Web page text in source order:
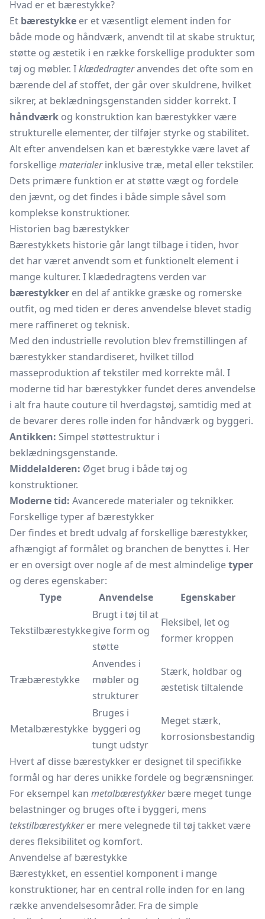
Hvad er et bærestykke?
Et bærestykke er et væsentligt element inden for
både mode og håndværk, anvendt til at skabe struktur,
støtte og æstetik i en række forskellige produkter som
tøj og møbler. Iklædedragteranvendes det ofte som en
bærende del af stoffet, der går over skuldrene, hvilket
sikrer, at beklædningsgenstanden sidder korrekt. I
håndværk og konstruktion kan bærestykker være
strukturelle elementer, der tilføjer styrke og stabilitet.
Alt efter anvendelsen kan et bærestykke være lavet af
forskelligematerialerinklusive træ, metal eller tekstiler.
Dets primære funktion er at støtte vægt og fordele
den jævnt, og det findes i både simple såvel som
komplekse konstruktioner.
Historien bag bærestykker
Bærestykkets historie går langt tilbage i tiden, hvor
det har været anvendt som et funktionelt element i
mange kulturer. I klædedragtens verden var
bærestykker en del af antikke græske og romerske
outfit, og med tiden er deres anvendelse blevet stadig
mere raffineret og teknisk.
Med den industrielle revolution blev fremstillingen af
bærestykker standardiseret, hvilket tillod
masseproduktion af tekstiler med korrekte mål. I
moderne tid har bærestykker fundet deres anvendelse
i alt fra haute couture til hverdagstøj, samtidig med at
de bevarer deres rolle inden for håndværk og byggeri.
Antikken: Simpel støttestruktur i
beklædningsgenstande.
Middelalderen: Øget brug i både tøj og
konstruktioner.
Moderne tid: Avancerede materialer og teknikker.
Forskellige typer af bærestykker
Der findes et bredt udvalg af forskellige bærestykker,
afhængigt af formålet og branchen de benyttes i. Her
er en oversigt over nogle af de mest almindeligetyper
og deres egenskaber:
Type
Anvendelse Egenskaber
Tekstilbærestykke
Brugt i tøj til at
give form og
støtte
Fleksibel, let og
former kroppen
Træbærestykke
Anvendes i
møbler og
strukturer
Stærk, holdbar og
æstetisk tiltalende
Metalbærestykke
Bruges i
byggeri og
tungt udstyr
Meget stærk,
korrosionsbestandig
Hvert af disse bærestykker er designet til specifikke
formål og har deres unikke fordele og begrænsninger.
For eksempel kan metalbærestykkerbære meget tunge
belastninger og bruges ofte i byggeri, mens
tekstilbærestykkerer mere velegnede til tøj takket være
deres fleksibilitet og komfort.
Anvendelse af bærestykke
Bærestykket, en essentiel komponent i mange
konstruktioner, har en central rolle inden for en lang
række anvendelsesområder. Fra de simple